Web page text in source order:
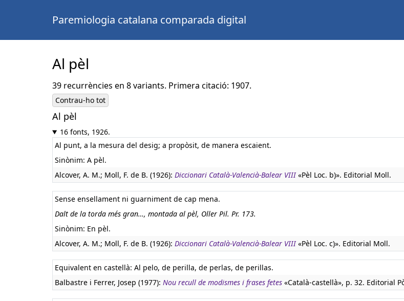
Paremiologia catalana comparada digital
Al pèl
39 recurrències en 8 variants. Primera citació: 1907.
Contrau-ho tot
Castellà:
Al pèl
16 fonts, 1926.
Al punt, a la mesura del desig; a propòsit, de manera escaient.
Sinònim: A pèl.
Alcover, A. M.; Moll, F. de B. (1926): Diccionari Català-Valencià-Balear VIII«Pèl Loc. b)». Editorial Moll.
Sense ensellament ni guarniment de cap mena.
Dalt de la torda més gran…, montada al pèl, Oller Pil. Pr. 173.
Sinònim: En pèl.
Alcover, A. M.; Moll, F. de B. (1926): Diccionari Català-Valencià-Balear VIII«Pèl Loc. c)». Editorial Moll.
Equivalent en castellà: Al pelo, de perilla, de perlas, de perillas.
Balbastre i Ferrer, Josep (1977): Nou recull de modismes i frases fetes «Català-castellà», p. 32. Editorial